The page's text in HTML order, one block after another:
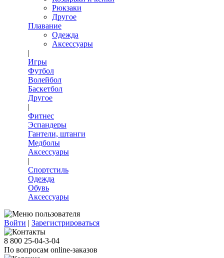
Рюкзаки
Другое
Плавание
Одежда
Аксессуары
|
Игры
Футбол
Волейбол
Баскетбол
Другое
|
Фитнес
Эспандеры
Гантели, штанги
Медболы
Аксессуары
|
Спортстиль
Одежда
Обувь
Аксессуары
Войти | Зарегистрироваться
8 800 25-04-3-04
По вопросам online-заказов